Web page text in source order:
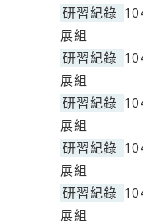
研習紀錄
展組
研習紀錄
展組
研習紀錄
展組
研習紀錄
展組
研習紀錄
展組